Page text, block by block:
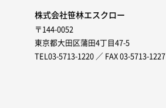
株式会社笹林エスクロー
〒144-0052
東京都大田区蒲田4丁目47-5
TEL03-5713-1220 ／ FAX 03-5713-1227